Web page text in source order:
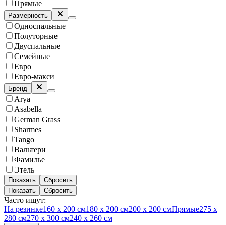
Прямые
Размерность
Односпальные
Полуторные
Двуспальные
Семейные
Евро
Евро-макси
Бренд
Arya
Asabella
German Grass
Sharmes
Tango
Вальтери
Фамилье
Этель
Показать
Сбросить
Показать
Сбросить
Часто ищут:
На резинке160 х 200 см180 х 200 см200 х 200 смПрямые275 х
280 см270 х 300 см240 х 260 см